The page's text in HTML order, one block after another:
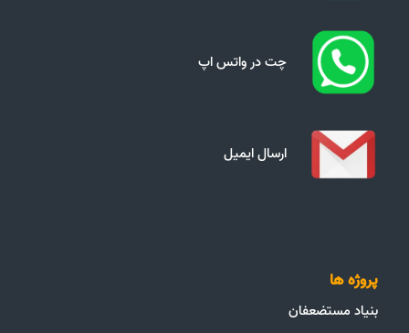
چت در واتس اپ
ارسال ایمیل
پروژه ها
بنیاد مستضعفان